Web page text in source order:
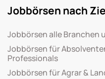
Jobbörsen nach
Jobbörsen alle Branchen
Jobbörsen für
Professionals
Jobbörsen für Agrar &